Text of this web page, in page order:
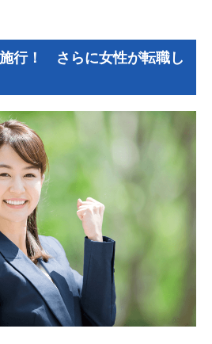
行！ さらに女性が転職し